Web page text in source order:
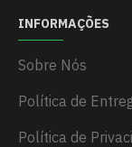
INFORMAÇÕES
Sobre Nós
Política de
Política de